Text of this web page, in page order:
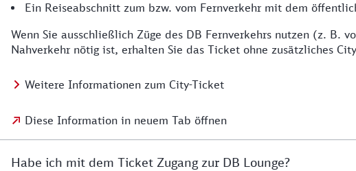
Ein Reiseabschnitt zum bzw. vom Fernverkehr mit dem
Wenn Sie ausschließlich Züge des DB Fernverkehrs nutzen (z.
Nahverkehr nötig ist, erhalten Sie das Ticket ohne zusätzliches
Weitere Informationen zum City-Ticket
Diese Information in neuem Tab öffnen
Habe ich mit dem Ticket Zugang zur DB Lounge?